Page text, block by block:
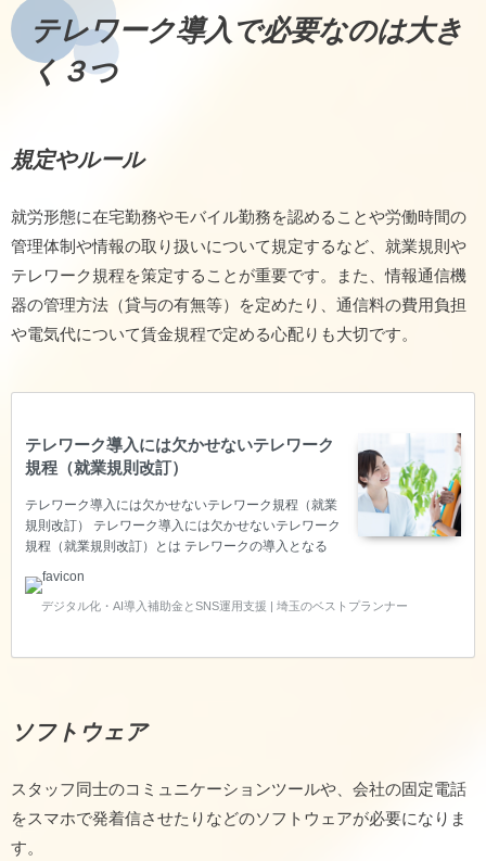
テレワーク導入で必要なのは大き
く３つ
規定やルール
就労形態に在宅勤務やモバイル勤務を認めることや労働時間の
管理体制や情報の取り扱いについて規定するなど、就業規則や
テレワーク規程を策定することが重要です。また、情報通信機
器の管理方法（貸与の有無等）を定めたり、通信料の費用負担
や電気代について賃金規程で定める心配りも大切です。
テレワーク導入には欠かせないテレワーク
規程（就業規則改訂）
テレワーク導入には欠かせないテレワーク規程（就業
規則改訂） テレワーク導入には欠かせないテレワーク
規程（就業規則改訂）とは テレワークの導入となる
トオフィスで仕事をしてもらうことも多くなると思わ
れます。 そのため、【電気代】【通信費用】などは自
さんと考え方を議論し、すり合わせていくことが大切
デジタル化・AI導入補助金とSNS運用支援 | 埼玉のベストプランナー
ソフトウェア
スタッフ同士のコミュニケーションツールや、会社の固定電話
をスマホで発着信させたりなどのソフトウェアが必要になりま
す。